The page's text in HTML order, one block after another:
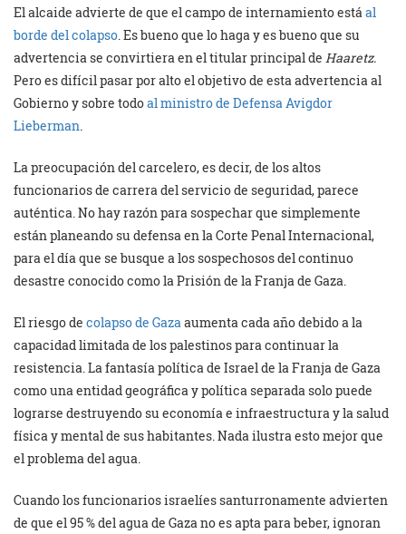
El alcaide advierte de que el campo de internamiento estáal
borde del colapso. Es bueno que lo haga y es bueno que su
advertencia se convirtiera en el titular principal de Haaretz.
Pero es difícil pasar por alto el objetivo de esta advertencia al
Gobierno y sobre todoal ministro de Defensa Avigdor
Lieberman.
La preocupación del carcelero, es decir, de los altos
funcionarios de carrera del servicio de seguridad, parece
auténtica. No hay razón para sospechar que simplemente
están planeando su defensa en la Corte Penal Internacional,
para el día que se busque a los sospechosos del continuo
desastre conocido como la Prisión de la Franja de Gaza.
El riesgo de colapso de Gazaaumenta cada año debido a la
capacidad limitada de los palestinos para continuar la
resistencia. La fantasía política de Israel de la Franja de Gaza
como una entidad geográfica y política separada solo puede
lograrse destruyendo su economía e infraestructura y la salud
física y mental de sus habitantes. Nada ilustra esto mejor que
el problema del agua.
Cuando los funcionarios israelíes santurronamente advierten
de que el 95 % del agua de Gaza no es apta para beber, ignoran